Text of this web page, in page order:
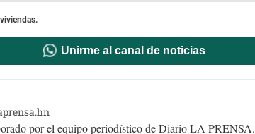
Unirme al canal de noticias
por el equipo periodístico de Diario LA PRENSA.